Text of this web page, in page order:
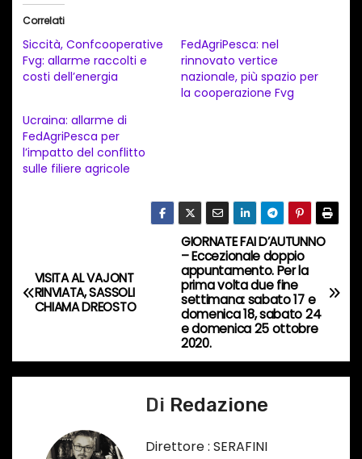
a
m
n
t
o
r
s
Correlati
Siccità, Confcooperative
Fvg: allarme raccolti e
costi dell’energia
FedAgriPesca: nel
rinnovato vertice
nazionale, più spazio per
la cooperazione Fvg
Ucraina: allarme di
FedAgriPesca per
l’impatto del conflitto
sulle filiere agricole
a
v
g
GIORNATE FAI D’AUTUNNO
– Eccezionale doppio
appuntamento. Per la
prima volta due fine
settimana: sabato 17 e
domenica 18, sabato 24
e domenica 25 ottobre
2020.
VISITA AL VAJONT
RINVIATA, SASSOLI
CHIAMA DREOSTO
Di Redazione
Direttore : SERAFINI